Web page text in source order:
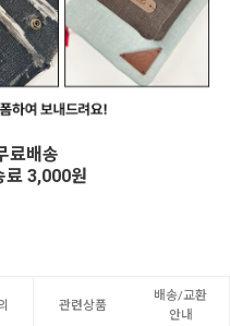
료배송
료 3,000원
관련상품
배송/교환
안내